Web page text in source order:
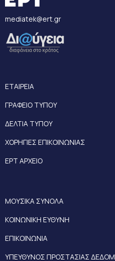
mediatek@ert.gr
ΕΤΑΙΡΕΙΑ
ΓΡΑΦΕΙΟ ΤΥΠΟΥ
ΔΕΛΤΙΑ ΤΥΠΟΥ
ΧΟΡΗΓΙΕΣ ΕΠΙΚΟΙΝΩΝΙΑΣ
ΕΡΤ ΑΡΧΕΙΟ
ΜΟΥΣΙΚΑ ΣΥΝΟΛΑ
ΚΟΙΝΩΝΙΚΗ ΕΥΘΥΝΗ
ΕΠΙΚΟΙΝΩΝΙΑ
ΥΠΕΥΘΥΝΟΣ ΠΡΟΣΤΑΣΙΑΣ